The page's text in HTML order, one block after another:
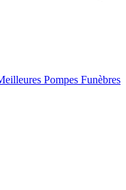
Pompes Funèbres